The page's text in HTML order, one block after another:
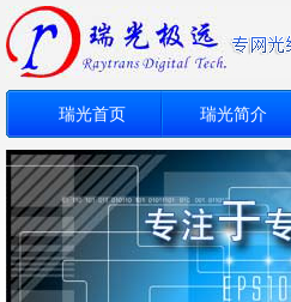
瑞光首页 瑞光简介